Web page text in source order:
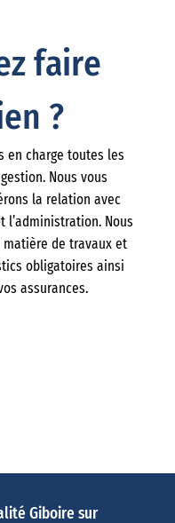
faire
?
en charge toutes les
Nous vous
la relation avec
Nous
matière de travaux et
obligatoires ainsi
assurances.
Giboire sur